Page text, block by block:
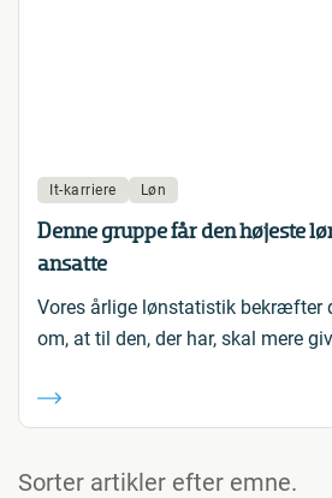
It-karriere Løn
Denne gruppe får den højeste
ansatte
Vores årlige lønstatistik bekræfter
om, at til den, der har, skal mere
Sorter artikler efter emne.